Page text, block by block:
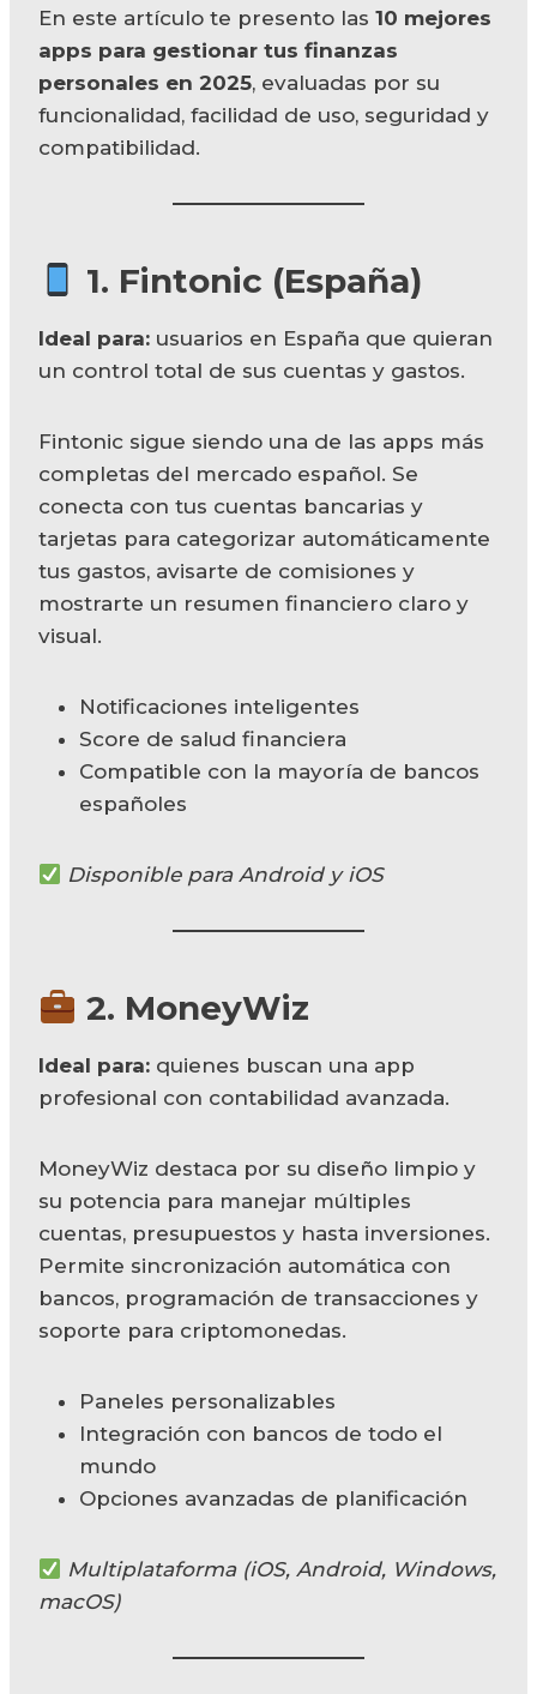
En este artículo te presento las 10 mejores
apps para gestionar tus finanzas
personales en 2025, evaluadas por su
funcionalidad, facilidad de uso, seguridad y
compatibilidad.
1. Fintonic (España)
Ideal para: usuarios en España que quieran
un control total de sus cuentas y gastos.
Fintonic sigue siendo una de las apps más
completas del mercado español. Se
conecta con tus cuentas bancarias y
tarjetas para categorizar automáticamente
tus gastos, avisarte de comisiones y
mostrarte un resumen financiero claro y
visual.
Notificaciones inteligentes
Score de salud financiera
Compatible con la mayoría de bancos
españoles
Disponible para Android y iOS
2. MoneyWiz
Ideal para: quienes buscan una app
profesional con contabilidad avanzada.
MoneyWiz destaca por su diseño limpio y
su potencia para manejar múltiples
cuentas, presupuestos y hasta inversiones.
Permite sincronización automática con
bancos, programación de transacciones y
soporte para criptomonedas.
Paneles personalizables
Integración con bancos de todo el
mundo
Opciones avanzadas de planificación
Multiplataforma (iOS, Android, Windows,
macOS)